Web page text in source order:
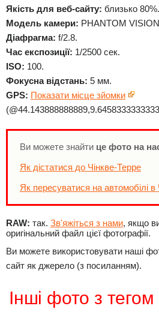
Якість для веб-сайту: близько 80%.
Модель камери: PHANTOM
Діафрагма: f/2.8.
Час експозиції: 1/2500 сек.
ISO: 100.
Фокусна відстань: 5 мм.
GPS: Показати місце зйомки
Ви можете знайти це фото на
Як дістатися до Чінкве-Терре
Як пересуватися на автомобілі в
RAW: так. Зв'яжіться з нами, якщо
оригінальний файл цієї фотографії.
Ви можете використовувати наші
сайт як джерело (з посиланням).
Інші фото з тегом